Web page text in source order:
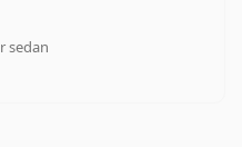
sedan
av 5